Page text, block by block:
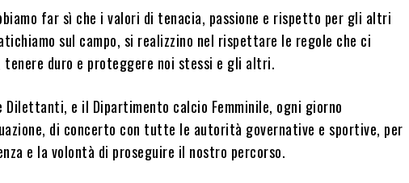
far sì che i valori di tenacia, passione e rispetto per gli altri
sul campo, si realizzino nel rispettare le regole che ci
tenere duro e proteggere noi stessi e gli altri.
Dilettanti, e il Dipartimento calcio Femminile, ogni giorno
di concerto con tutte le autorità governative e sportive, per
e la volontà di proseguire il nostro percorso.